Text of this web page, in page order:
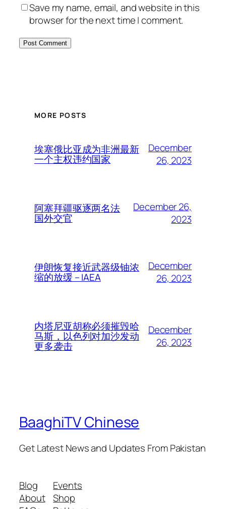
Save my name, email, and website in this
browser for the next time I comment.
MORE POSTS
埃塞俄比亚成为非洲最新
一个主权违约国家
December
26, 2023
阿塞拜疆驱逐两名法
国外交官
December 26,
2023
伊朗恢复接近武器级铀浓
缩的放缓 – IAEA
December
26, 2023
内塔尼亚胡称必须摧毁哈
马斯，以色列对加沙发动
更多袭击
December
26, 2023
BaaghiTV Chinese
Get Latest News and Updates From Pakistan
Blog
About
Events
Shop